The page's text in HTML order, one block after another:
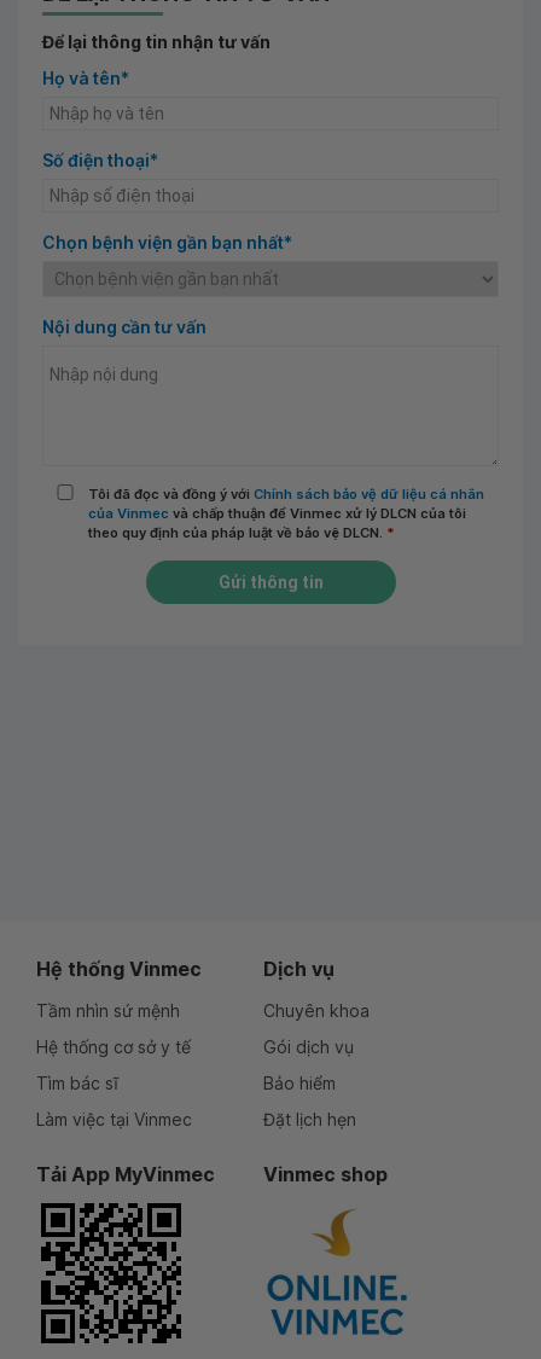
Để lại thông tin nhận tư vấn
Họ và tên*
Số điện thoại*
Chọn bệnh viện gần bạn nhất*
Nội dung cần tư vấn
Tôi đã đọc và đồng ý với Chính sách bảo vệ dữ liệu cá nhân
của Vinmec và chấp thuận để Vinmec xử lý DLCN của tôi
theo quy định của pháp luật về bảo vệ DLCN. *
Gửi thông tin
Hệ thống Vinmec
Tầm nhìn sứ mệnh
Hệ thống cơ sở y tế
Tìm bác sĩ
Làm việc tại Vinmec
Dịch vụ
Chuyên khoa
Gói dịch vụ
Bảo hiểm
Đặt lịch hẹn
Tải App MyVinmec Vinmec shop